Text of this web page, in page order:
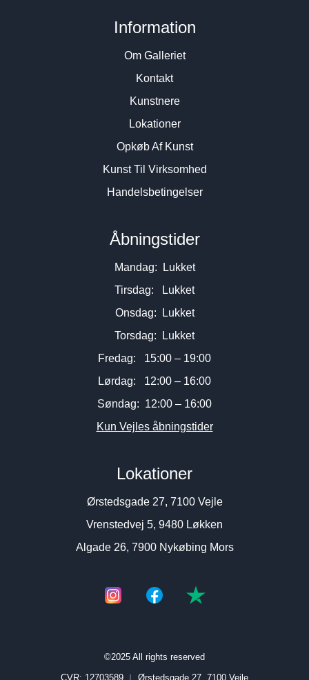
Information
Om Galleriet
Kontakt
Kunstnere
Lokationer
Opkøb Af Kunst
Kunst Til Virksomhed
Handelsbetingelser
Åbningstider
Mandag: Lukket
Tirsdag: Lukket
Onsdag: Lukket
Torsdag: Lukket
Fredag: 15:00 – 19:00
Lørdag: 12:00 – 16:00
Søndag: 12:00 – 16:00
Kun Vejles åbningstider
Lokationer
Ørstedsgade 27, 7100 Vejle
Vrenstedvej 5, 9480 Løkken
Algade 26, 7900 Nykøbing Mors
©2025 All rights reserved
CVR: 12703589 ︱ Ørstedsgade 27, 7100 Vejle